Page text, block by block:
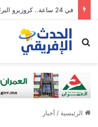
ابحث عن
الرئيسية / أخبار